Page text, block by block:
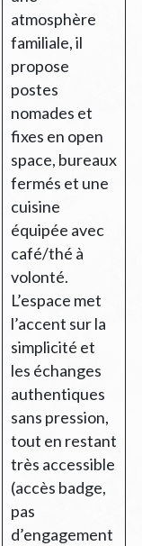
atmosphère
familiale, il
propose
postes
nomades et
fixes en open
space, bureaux
fermés et une
cuisine
équipée avec
café/thé à
volonté.
L’espace met
l’accent sur la
simplicité et
les échanges
authentiques
sans pression,
tout en restant
très accessible
(accès badge,
pas
d’engagement